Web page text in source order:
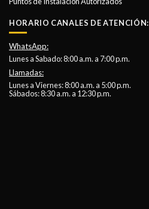
HORARIO CANALES DE ATENCIÓN:
WhatsApp:
Lunes a Sabado: 8:00 a.m. a 7:00 p.m.
Llamadas:
Lunes a Viernes: 8:00 a.m. a 5:00 p.m.
Sábados: 8:30 a.m. a 12:30 p.m.